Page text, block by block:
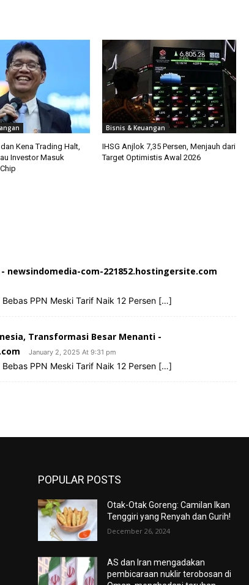
Kena Trading Halt,
Investor Masuk
Bisnis & Keuangan
IHSG Anjlok 7,35 Persen, Menjauh dari
Target Optimistis Awal 2026
- newsindomedia-com-221852.hostingersite.com
PPN Meski Tarif Naik 12 Persen […]
Transformasi Besar Menanti -
January 2, 2025 At 9:31 pm
PPN Meski Tarif Naik 12 Persen […]
POPULAR POSTS
Otak-Otak Goreng: Camilan Ikan
Tenggiri yang Renyah dan Gurih!
December 26, 2024
AS dan Iran mengadakan
pembicaraan nuklir terobosan di